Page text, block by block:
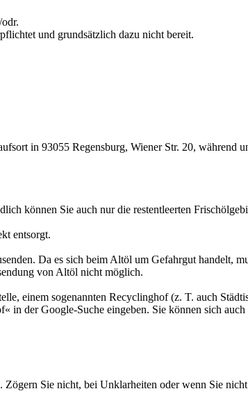
und grundsätzlich dazu nicht bereit.
in 93055 Regensburg, Wiener Str. 20, während
können Sie auch nur die restentleerten
entsorgt.
Da es sich beim Altöl um Gefahrgut handelt,
von Altöl nicht möglich.
einem sogenannten Recyclinghof (z. T. auch
der Google-Suche eingeben. Sie können sich
Sie nicht, bei Unklarheiten oder wenn Sie